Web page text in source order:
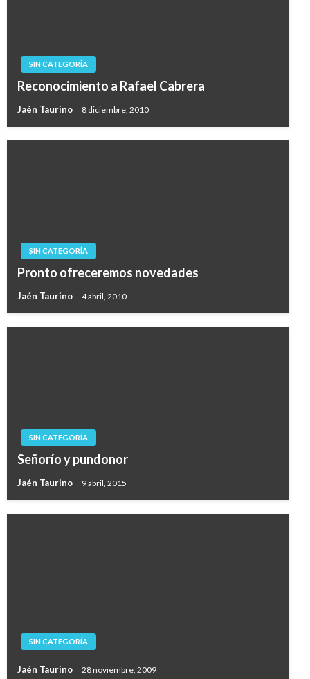
SIN CATEGORÍA
Reconocimiento a Rafael Cabrera
Jaén Taurino 8 diciembre, 2010
SIN CATEGORÍA
Pronto ofreceremos novedades
Jaén Taurino 4 abril, 2010
SIN CATEGORÍA
Señorío y pundonor
Jaén Taurino 9 abril, 2015
SIN CATEGORÍA
Jaén Taurino 28 noviembre, 2009